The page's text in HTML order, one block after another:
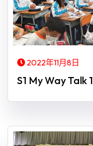
2022年11月8日
S1 My Way Talk 1